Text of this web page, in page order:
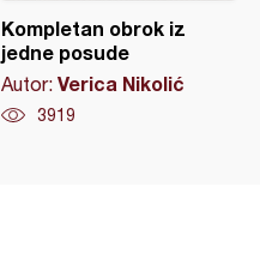
Kompletan obrok iz
jedne posude
Autor: Verica Nikolić
3919